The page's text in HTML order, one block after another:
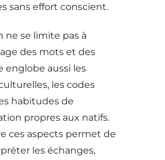
sans effort conscient.
ne se limite pas à
des mots et des
englobe aussi les
les codes
habitudes de
propres aux natifs.
ces aspects permet de
les échanges,